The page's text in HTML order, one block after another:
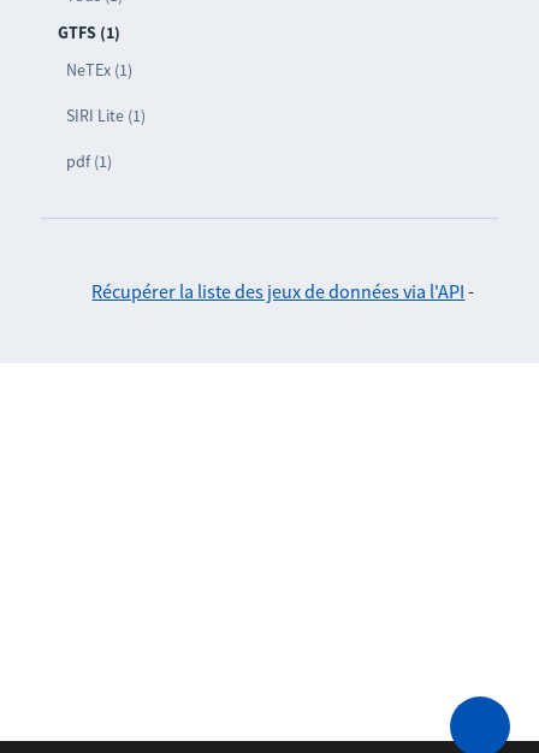
GTFS (1)
NeTEx (1)
SIRI Lite (1)
pdf (1)
Récupérer la liste des jeux de données via l'API -